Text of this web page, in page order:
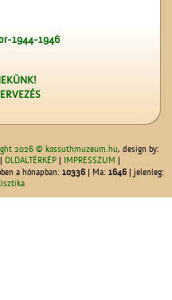
1944-1946
2026 © kossuthmuzeum.hu, design by:
OLDALTÉRKÉP| IMPRESSZUM
a hónapban: 10336 | Ma: 1646 | jelenleg: